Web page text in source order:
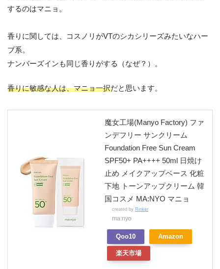
するのはマニョ。
香りに関しては、コスノリがVTのシカシリーズみたいなハー
ブ系。
ナンバーズインも同じ香りがする（なぜ？）。
香りに敏感な人は、マニョ一択だと思います。
魔女工場(Manyo Factory) ファ
ンデフリー サンクリーム
Foundation Free Sun Cream
SPF50+ PA++++ 50ml 日焼け
止め メイクアップベース 化粧
下地 トーンアップクリーム 韓
国コスメ MA:NYO マニョ
created by Rinker
ma:nyo
Qoo10 Amazon
楽天市場